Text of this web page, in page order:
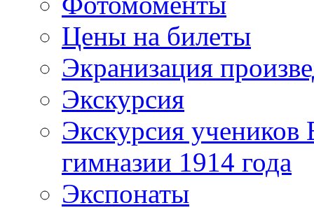
Цены на билеты
Экранизация
Экскурсия
Экскурсия
гимназии 1914 года
Экспонаты